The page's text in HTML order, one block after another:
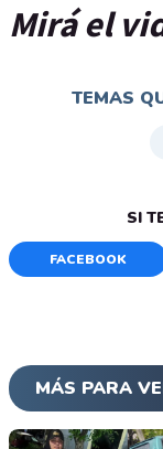
Mirá el
TEMAS
SI
FACEBOOK
MÁS PARA